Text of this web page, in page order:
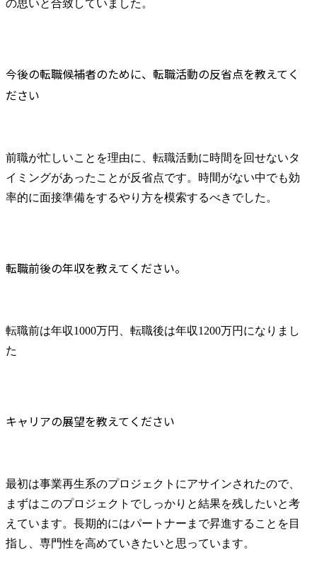
の思いと合致していました。
今後の転職候補者のために、転職活動の反省点を教えてく
ださい
前職が忙しいことを理由に、転職活動に時間を回せないタ
イミングがあったことが反省点です。時間がない中でも効
率的に面接準備をするやり方を模索するべきでした。
転職前後の年収を教えてください。
転職前は年収1000万円、転職後は年収1200万円になりまし
た
キャリアの展望を教えてください
最初は事業再生系のプロジェクトにアサインされたので、
まずはこのプロジェクトでしっかりと結果を残したいと考
えています。長期的にはパートナーまで昇進することを目
指し、専門性を高めていきたいと思っています。